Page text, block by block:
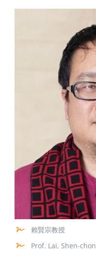
賴賢宗教授
Prof. Lai, Shen-chon